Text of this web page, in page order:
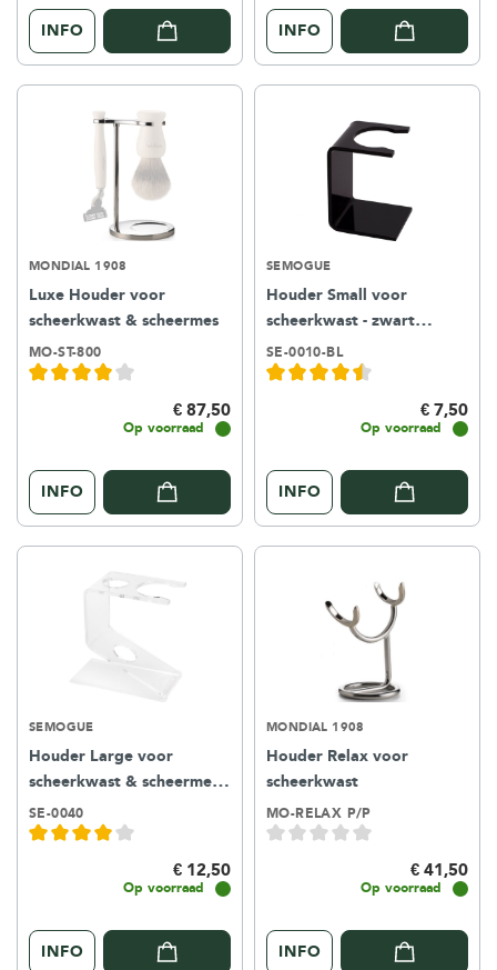
INFO INFO
MONDIAL 1908
Luxe Houder voor
scheerkwast & scheermes
MO-ST-800
€ 87,50
Op voorraad
INFO
SEMOGUE
Houder Small voor
scheerkwast - zwart
kunststof
SE-0010-BL
€ 7,50
Op voorraad
INFO
SEMOGUE
Houder Large voor
scheerkwast & scheermes -
acryl kunststof
SE-0040
€ 12,50
Op voorraad
INFO
MONDIAL 1908
Houder Relax voor
scheerkwast
MO-RELAX P/P
€ 41,50
Op voorraad
INFO